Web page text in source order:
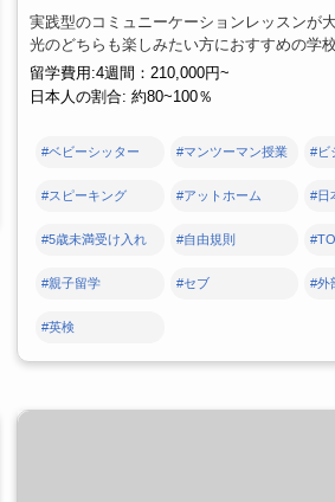
実践型のコミュニーケーションレッスンが
光のどちらも楽しみたい方におすすめの学校
留学費用:4週間：210,000円~
日本人の割合: 約80~100％
#ベビーシッター #マンツーマン授業 #ビ
#スピーキング #アットホーム #日
#5歳未満受け入れ #自由規則
#親子留学 #セブ #外
#英検